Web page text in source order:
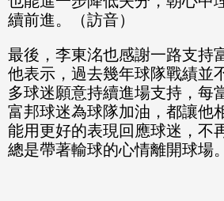
續前進。（訪音）
最後，李東洺也感謝一路支持
他表示，過去幾年球隊戰績並
多球迷願意持續進場支持，每
富邦球迷為球隊加油，都讓他
能用更好的表現回應球迷，不
總是帶著輸球的心情離開球場